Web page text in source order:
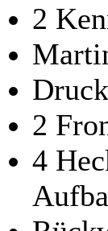
2
2
4